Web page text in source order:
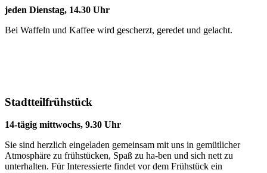
jeden Dienstag, 14.30 Uhr
Bei Waffeln und Kaffee wird gescherzt, geredet und gelacht.
Stadtteilfrühstück
14-tägig mittwochs, 9.30 Uhr
Sie sind herzlich eingeladen gemeinsam mit uns in gemütlicher
Atmosphäre zu frühstücken, Spaß zu ha-ben und sich nett zu
unterhalten. Für Interessierte findet vor dem Frühstück ein